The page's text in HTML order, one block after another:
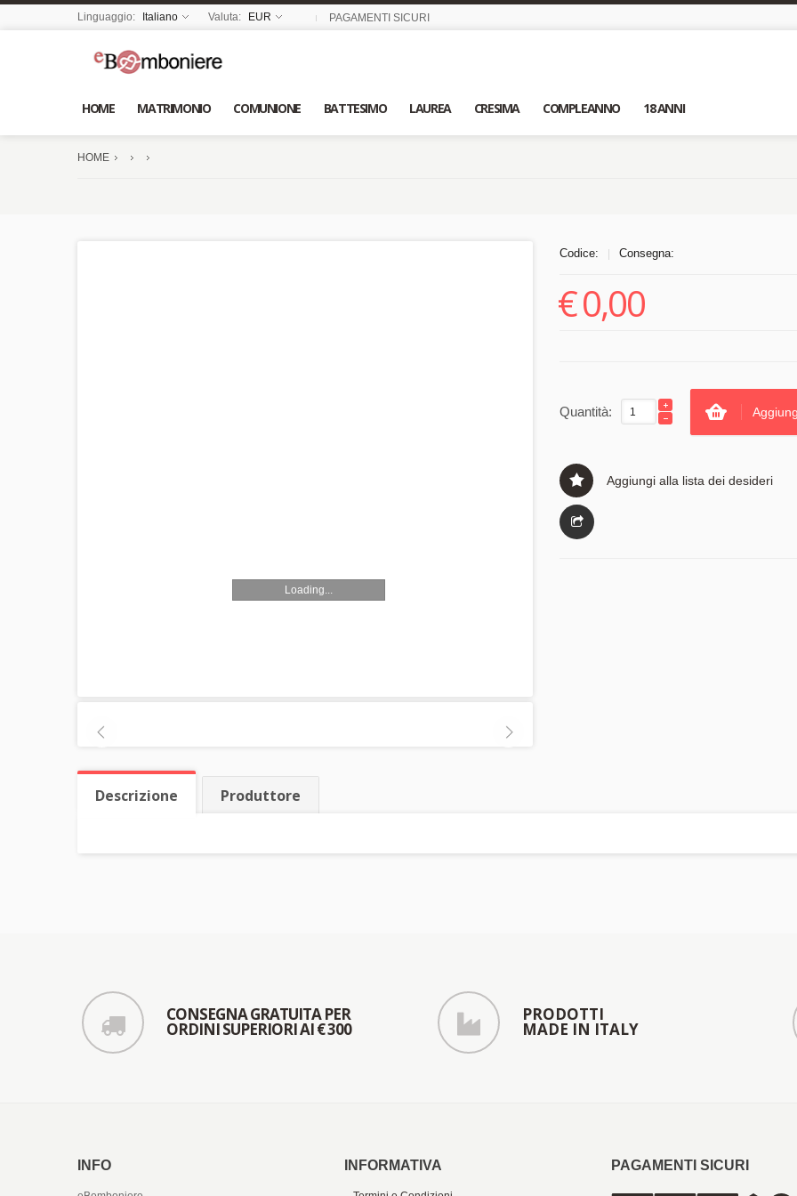
Linguaggio: Italiano Valuta: EUR PAGAMENTI SICURI
HOME MATRIMONIO COMUNIONE BATTESIMO LAUREA CRESIMA COMPLEANNO 18 ANNI
HOME
Loading...
Codice: Consegna:
€0,00
Quantità:
Aggiungi alla lista dei desideri
Descrizione Produttore
CONSEGNA GRATUITA PER
ORDINI SUPERIORI AI € 300
PRODOTTI
MADE IN ITALY
INFO INFORMATIVA PAGAMENTI SICURI